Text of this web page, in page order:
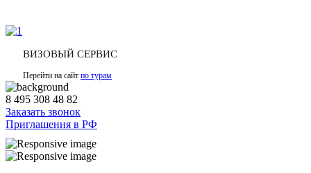
ВИЗОВЫЙ СЕРВИС
Перейти на сайт по турам
8 495 308 48 82
Заказать звонок
Приглашения в РФ